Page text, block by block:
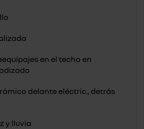
en el techo en
delante eléctric., detrás
y lluvia